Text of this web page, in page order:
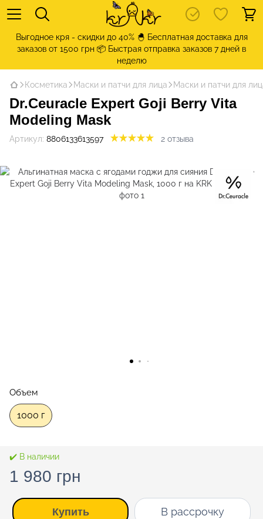
Выгодное кря - скидки до 40% 🐣 Бесплатная доставка для
заказов от 1500 грн 📦 Быстрая отправка заказов 7 дней в
неделю
Косметика Маски и патчи для лица Маски и патчи для
Dr.Ceuracle Expert Goji Berry Vita
Modeling Mask
Артикул: 8806133613597 2 отзыва
Объем
1000 г
✔️ В наличии
1 980 грн
Купить В рассрочку